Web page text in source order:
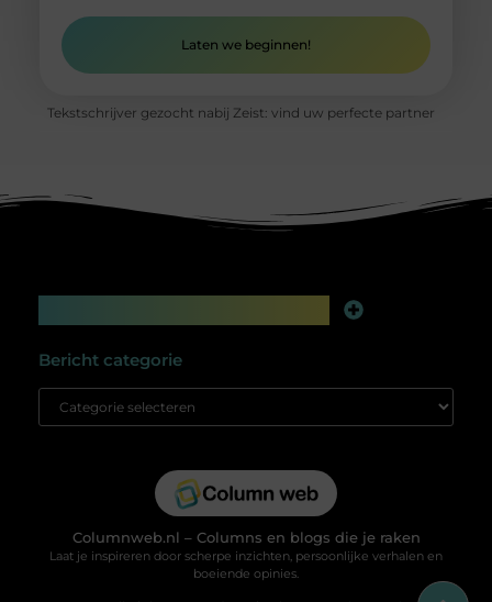
Laten we beginnen!
Tekstschrijver gezocht nabij Zeist: vind uw perfecte partner
Bericht categorie
Columnweb.nl – Columns en blogs die je raken
Laat je inspireren door scherpe inzichten, persoonlijke verhalen en
boeiende opinies.